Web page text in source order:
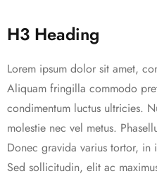
H3 Heading
Lorem ipsum dolor sit amet,
Aliquam fringilla commodo
condimentum luctus ultricies.
molestie nec vel metus.
Donec gravida varius tortor,
Sed sollicitudin, elit ac